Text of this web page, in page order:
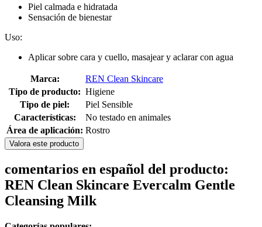
Piel calmada e hidratada
Sensación de bienestar
Uso:
Aplicar sobre cara y cuello, masajear y aclarar con agua
Marca:
REN Clean Skincare
Tipo de producto: Higiene
Tipo de piel:
Piel Sensible
Características:
No testado en animales
Área de aplicación: Rostro
Valora este producto
comentarios en español del producto:
REN Clean Skincare Evercalm Gentle
Cleansing Milk